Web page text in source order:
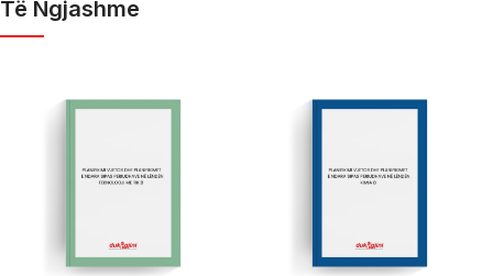
Të Ngjashme